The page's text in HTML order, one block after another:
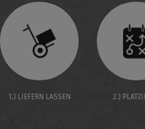
1.) LIEFERN LASSEN 2.)